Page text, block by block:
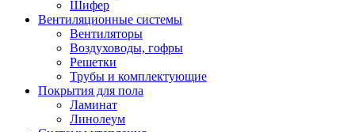
Шифер
Вентиляционные системы
Вентиляторы
Воздуховоды, гофры
Решетки
Трубы и комплектующие
Покрытия для пола
Ламинат
Линолеум